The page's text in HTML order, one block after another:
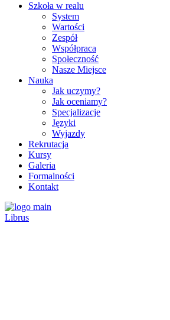
Szkoła w realu
System
Wartości
Zespół
Współpraca
Społeczność
Nasze Miejsce
Nauka
Jak uczymy?
Jak oceniamy?
Specjalizacje
Języki
Wyjazdy
Rekrutacja
Kursy
Galeria
Formalności
Kontakt
Librus